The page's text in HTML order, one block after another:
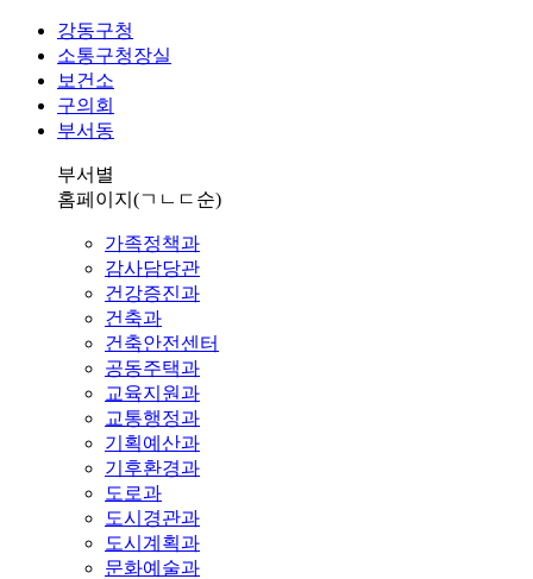
강동구청
소통구청장실
보건소
구의회
부서동
부서별
홈페이지 (ㄱㄴㄷ순)
가족정책과
감사담당관
건강증진과
건축과
건축안전센터
공동주택과
교육지원과
교통행정과
기획예산과
기후환경과
도로과
도시경관과
도시계획과
문화예술과